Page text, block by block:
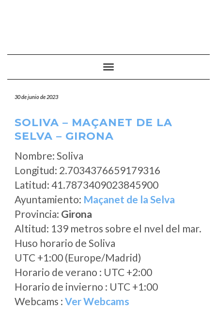
Cambiar modo de navegación
30 de junio de 2023
SOLIVA – MAÇANET DE LA
SELVA – GIRONA
Nombre: Soliva
Longitud: 2.7034376659179316
Latitud: 41.7873409023845900
Ayuntamiento: Maçanet de la Selva
Provincia: Girona
Altitud: 139 metros sobre el nvel del mar.
Huso horario de Soliva
UTC +1:00 (Europe/Madrid)
Horario de verano : UTC +2:00
Horario de invierno : UTC +1:00
Webcams : Ver Webcams